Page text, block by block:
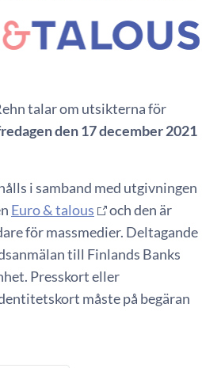
talar om utsikterna för
den 17 december 2021
i samband med utgivningen
Euro & talous
och den är
för massmedier. Deltagande
till Finlands Banks
Presskort eller
måste på begäran